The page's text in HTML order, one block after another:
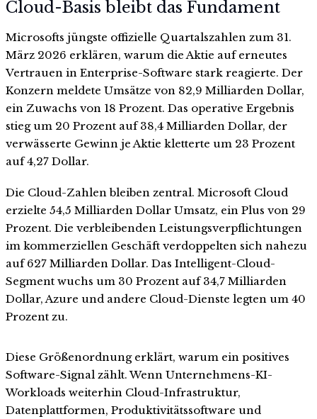
Cloud-Basis bleibt das Fundament
Microsofts jüngste offizielle Quartalszahlen zum 31.
März 2026 erklären, warum die Aktie auf erneutes
Vertrauen in Enterprise-Software stark reagierte. Der
Konzern meldete Umsätze von 82,9 Milliarden Dollar,
ein Zuwachs von 18 Prozent. Das operative Ergebnis
stieg um 20 Prozent auf 38,4 Milliarden Dollar, der
verwässerte Gewinn je Aktie kletterte um 23 Prozent
auf 4,27 Dollar.
Die Cloud-Zahlen bleiben zentral. Microsoft Cloud
erzielte 54,5 Milliarden Dollar Umsatz, ein Plus von 29
Prozent. Die verbleibenden Leistungsverpflichtungen
im kommerziellen Geschäft verdoppelten sich nahezu
auf 627 Milliarden Dollar. Das Intelligent-Cloud-
Segment wuchs um 30 Prozent auf 34,7 Milliarden
Dollar, Azure und andere Cloud-Dienste legten um 40
Prozent zu.
Diese Größenordnung erklärt, warum ein positives
Software-Signal zählt. Wenn Unternehmens-KI-
Workloads weiterhin Cloud-Infrastruktur,
Datenplattformen, Produktivitätssoftware und